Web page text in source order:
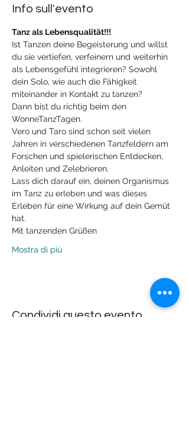
Info sull'evento
Tanz als Lebensqualität!!!
Ist Tanzen deine Begeisterung und willst
du sie vertiefen, verfeinern und weiterhin
als Lebensgefühl integrieren? Sowohl
dein Solo, wie auch die Fähigkeit
miteinander in Kontakt zu tanzen?
Dann bist du richtig beim den
WonneTanzTagen.
Vero und Taro sind schon seit vielen
Jahren in verschiedenen Tanzfeldern am
Forschen und spielerischen Entdecken,
Anleiten und Zelebrieren.
Lass dich darauf ein, deinen Organismus
im Tanz zu erleben und was dieses
Erleben für eine Wirkung auf dein Gemüt
hat.
Mit tanzenden Grüßen
Mostra di più
Condividi questo evento